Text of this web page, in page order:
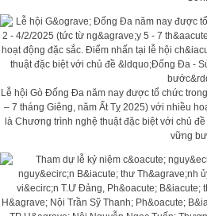
Lễ hội Gò Đống Đa năm nay được tổ chức
– 7 tháng Giêng, năm Ất Tỵ 2025) với nhiều
là Chương trình nghệ thuật đặc biệt với chủ
vững